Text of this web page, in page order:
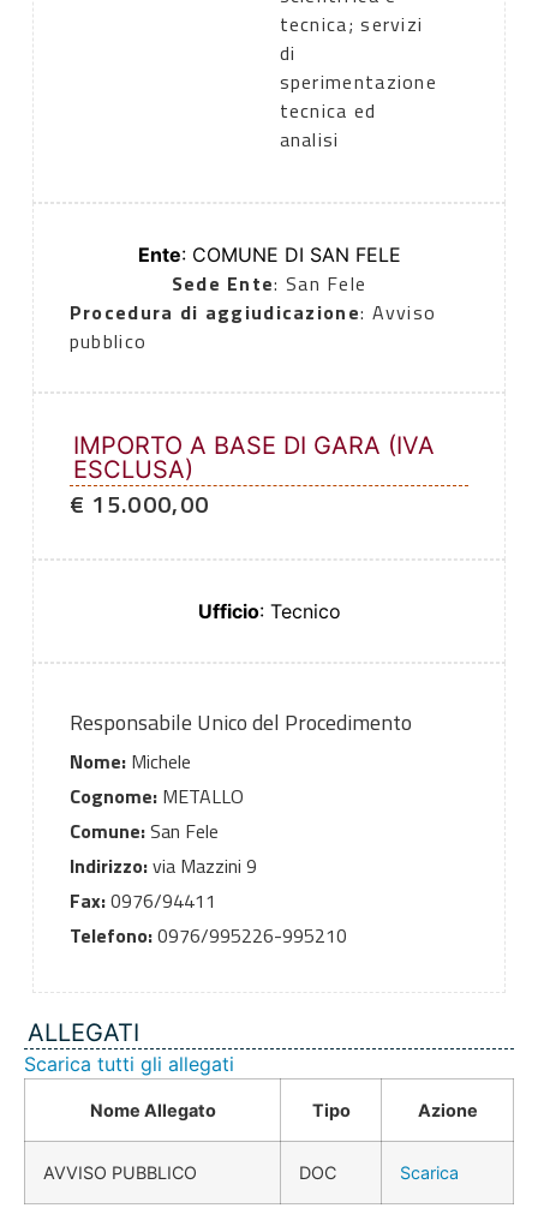
tecnica; servizi
di
sperimentazione
tecnica ed
analisi
Ente: COMUNE DI SAN FELE
Sede Ente: San Fele
Procedura di aggiudicazione: Avviso
pubblico
IMPORTO A BASE DI GARA (IVA
ESCLUSA)
€ 15.000,00
Ufficio: Tecnico
Responsabile Unico del Procedimento
Nome:Michele
Cognome:METALLO
Comune:San Fele
Indirizzo:via Mazzini 9
Fax:0976/94411
Telefono:0976/995226-995210
ALLEGATI
Scarica tutti gli allegati
Nome Allegato Tipo Azione
AVVISO PUBBLICO DOC Scarica